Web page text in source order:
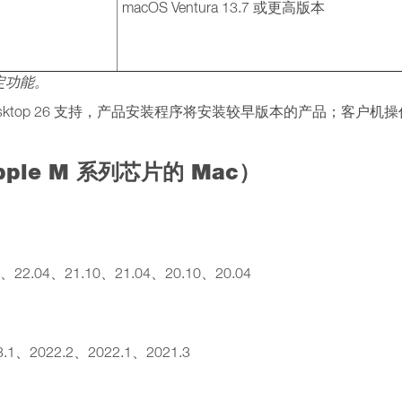
macOS Ventura 13.7 或更高版本
能。
26 支持，产品安装程序将安装较早版本的产品；客户机
M 系列芯片的 Mac）
22.04、21.10、21.04、20.10、20.04
、2022.2、2022.1、2021.3